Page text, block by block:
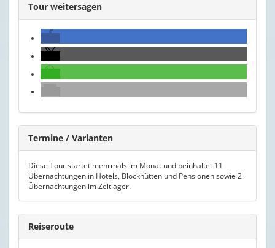
Tour weitersagen
Termine / Varianten
Diese Tour startet mehrmals im Monat und beinhaltet 11
Übernachtungen in Hotels, Blockhütten und Pensionen sowie 2
Übernachtungen im Zeltlager.
Reiseroute